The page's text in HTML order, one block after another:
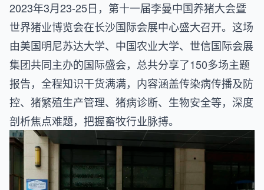
2023年3月23-25日，第十一届李曼中国养猪大会暨
世界猪业博览会在长沙国际会展中心盛大召开。这场
由美国明尼苏达大学、中国农业大学、世信国际会展
集团共同主办的国际盛会，总共分享了150多场主题
报告，全程知识干货满满，内容涵盖传染病传播及防
控、猪繁殖生产管理、猪病诊断、生物安全等，深度
剖析焦点难题，把握畜牧行业脉搏。